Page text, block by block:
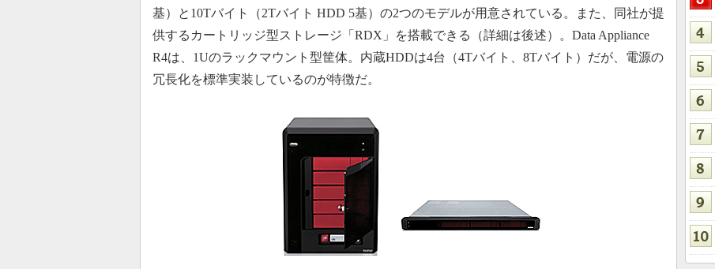
基）と10Tバイト（2Tバイト HDD 5基）の2つのモデルが用意されている。また、同社が提
供するカートリッジ型ストレージ「RDX」を搭載できる（詳細は後述）。Data Appliance
R4は、1Uのラックマウント型筐体。内蔵HDDは4台（4Tバイト、8Tバイト）だが、電源の
冗長化を標準実装しているのが特徴だ。